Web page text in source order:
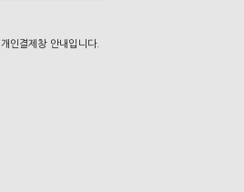
개인결제창 안내입니다.